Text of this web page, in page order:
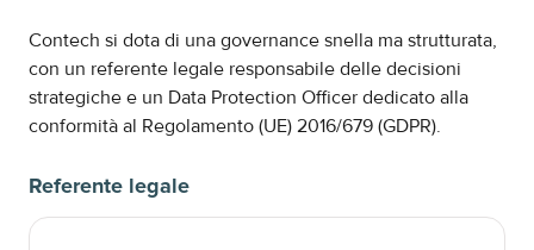
Contech si dota di una governance snella ma strutturata,
con un referente legale responsabile delle decisioni
strategiche e un Data Protection Officer dedicato alla
conformità al Regolamento (UE) 2016/679 (GDPR).
Referente legale